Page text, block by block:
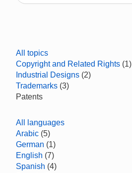
All topics
Copyright and Related Rights (1)
Industrial Designs (2)
Trademarks (3)
Patents
All languages
Arabic (5)
German (1)
English (7)
Spanish (4)